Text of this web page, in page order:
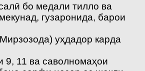
бо медали тилло ва
гузаронида, барои
уҳдадор карда
9, 11 ва саволномаҳои